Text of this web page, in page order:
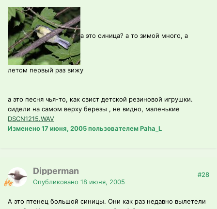
а это синица? а то зимой много, а
летом первый раз вижу
а это песня чья-то, как свист детской резиновой игрушки.
сидели на самом верху березы , не видно, маленькие
DSCN1215.WAV
Изменено17 июня, 2005пользователем Paha_L
Dipperman
Опубликовано 18 июня, 2005
#28
А это птенец большой синицы. Они как раз недавно вылетели